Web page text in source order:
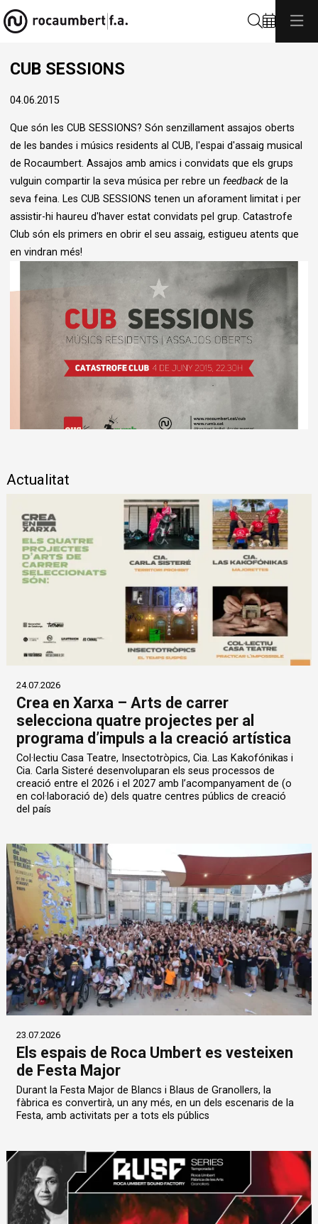
CUB SESSIONS
04.06.2015
Que són les CUB SESSIONS? Són senzillament assajos oberts
de les bandes i músics residents al CUB, l'espai d'assaig musical
de Rocaumbert. Assajos amb amics i convidats que els grups
vulguin compartir la seva música per rebre un feedback de la
seva feina. Les CUB SESSIONS tenen un aforament limitat i per
assistir-hi haureu d'haver estat convidats pel grup. Catastrofe
Club són els primers en obrir el seu assaig, estigueu atents que
en vindran més!
Actualitat
24.07.2026
Crea en Xarxa – Arts de carrer
selecciona quatre projectes per al
programa d’impuls a la creació artística
Col·lectiu Casa Teatre, Insectotròpics, Cia. Las Kakofónikas i
Cia. Carla Sisteré desenvoluparan els seus processos de
creació entre el 2026 i el 2027 amb l’acompanyament de (o
en col·laboració de) dels quatre centres públics de creació
del país
23.07.2026
Els espais de Roca Umbert es vesteixen
de Festa Major
Durant la Festa Major de Blancs i Blaus de Granollers, la
fàbrica es convertirà, un any més, en un dels escenaris de la
Festa, amb activitats per a tots els públics